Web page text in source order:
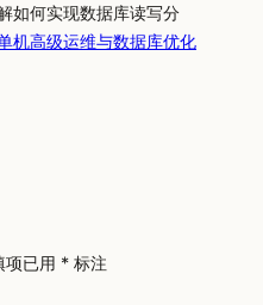
如何实现数据库读写分
机高级运维与数据库优化
项已用 * 标注